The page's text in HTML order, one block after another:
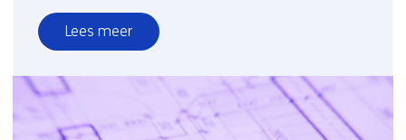
Lees meer
over
Zorg
op